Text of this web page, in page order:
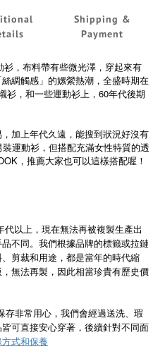
Shipping &
Payment
，布料帶有些微光澤，穿起來有
綢觸感」的嫘縈熱潮，全盛時期在
衫，和一些運動衫上，60年代後期
加上年代久遠，能搜到狀況好沒有
運動衫，但搭配充滿女性特質的透
，推薦大家也可以這樣搭配喔！
代以上，現在無法再被複製生產出
不同。我們根據品牌的標籤或拉鏈
剪裁和用途，都是當年的時代縮
無法再製，因此相當珍貴有歷史價
存非常用心，我們會經過送洗、瑕
可直接安心穿著，後續針對不同面
式和保養